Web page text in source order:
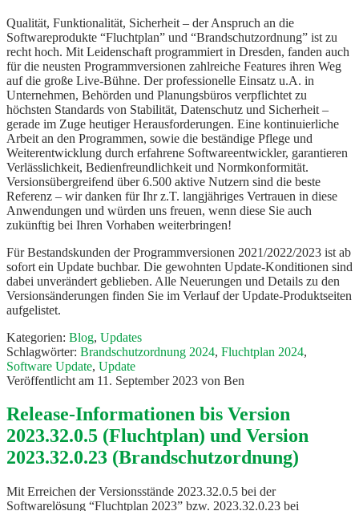
Qualität, Funktionalität, Sicherheit – der Anspruch an die
Softwareprodukte “Fluchtplan” und “Brandschutzordnung” ist zu
recht hoch. Mit Leidenschaft programmiert in Dresden, fanden auch
für die neusten Programmversionen zahlreiche Features ihren Weg
auf die große Live-Bühne. Der professionelle Einsatz u.A. in
Unternehmen, Behörden und Planungsbüros verpflichtet zu
höchsten Standards von Stabilität, Datenschutz und Sicherheit –
gerade im Zuge heutiger Herausforderungen. Eine kontinuierliche
Arbeit an den Programmen, sowie die beständige Pflege und
Weiterentwicklung durch erfahrene Softwareentwickler, garantieren
Verlässlichkeit, Bedienfreundlichkeit und Normkonformität.
Versionsübergreifend über 6.500 aktive Nutzern sind die beste
Referenz – wir danken für Ihr z.T. langjähriges Vertrauen in diese
Anwendungen und würden uns freuen, wenn diese Sie auch
zukünftig bei Ihren Vorhaben weiterbringen!
Für Bestandskunden der Programmversionen 2021/2022/2023 ist ab
sofort ein Update buchbar. Die gewohnten Update-Konditionen sind
dabei unverändert geblieben. Alle Neuerungen und Details zu den
Versionsänderungen finden Sie im Verlauf der Update-Produktseiten
aufgelistet.
Kategorien: Blog, Updates
Schlagwörter: Brandschutzordnung 2024, Fluchtplan 2024,
Software Update, Update
Veröffentlicht am 11. September 2023 von Ben
Release-Informationen bis Version
2023.32.0.5 (Fluchtplan) und Version
2023.32.0.23 (Brandschutzordnung)
Mit Erreichen der Versionsstände 2023.32.0.5 bei der
Softwarelösung “Fluchtplan 2023” bzw. 2023.32.0.23 bei